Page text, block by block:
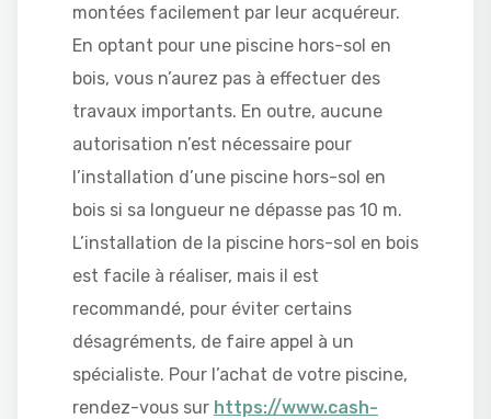
montées facilement par leur acquéreur.
En optant pour une piscine hors-sol en
bois, vous n’aurez pas à effectuer des
travaux importants. En outre, aucune
autorisation n’est nécessaire pour
l’installation d’une piscine hors-sol en
bois si sa longueur ne dépasse pas 10 m.
L’installation de la piscine hors-sol en bois
est facile à réaliser, mais il est
recommandé, pour éviter certains
désagréments, de faire appel à un
spécialiste. Pour l’achat de votre piscine,
rendez-vous sur https://www.cash-